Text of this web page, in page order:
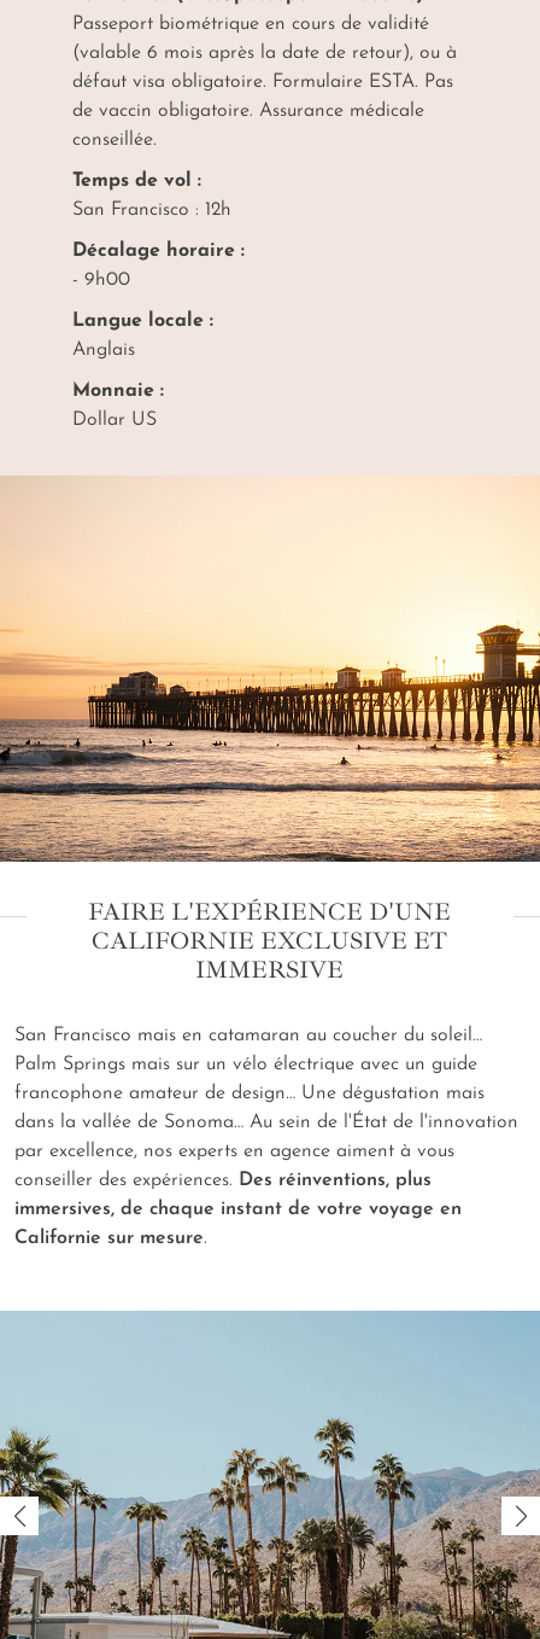
Passeport biométrique en cours de validité
(valable 6 mois après la date de retour), ou à
défaut visa obligatoire. Formulaire ESTA. Pas
de vaccin obligatoire. Assurance médicale
conseillée.
Temps de vol :
San Francisco : 12h
Décalage horaire :
- 9h00
Langue locale :
Anglais
Monnaie :
Dollar US
FAIRE L'EXPÉRIENCE D'UNE
CALIFORNIE EXCLUSIVE ET
IMMERSIVE
San Francisco mais en catamaran au coucher du soleil…
Palm Springs mais sur un vélo électrique avec un guide
francophone amateur de design… Une dégustation mais
dans la vallée de Sonoma… Au sein de l'État de l'innovation
par excellence, nos experts en agence aiment à vous
conseiller des expériences. Des réinventions, plus
immersives, de chaque instant de votre voyage en
Californie sur mesure.